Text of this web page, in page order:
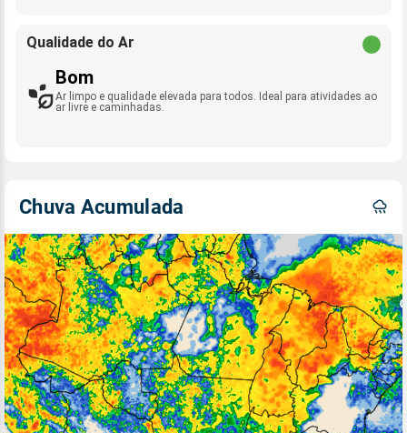
Qualidade do Ar
Bom
Ar limpo e qualidade elevada para todos. Ideal para atividades ao
ar livre e caminhadas.
Chuva Acumulada